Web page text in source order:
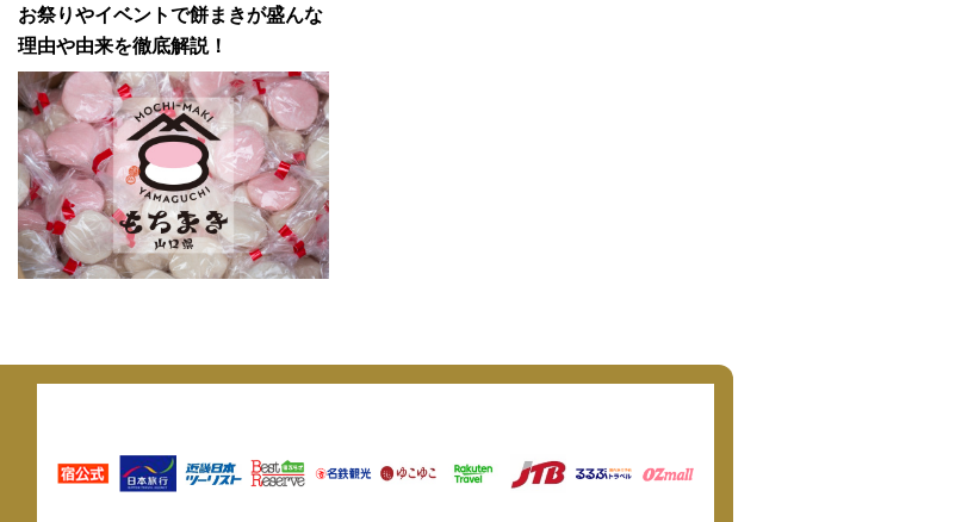
お祭りやイベントで餅まきが盛んな
理由や由来を徹底解説！